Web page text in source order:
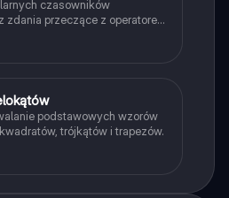
czasowników
zdania przeczące z operatorem
podstawowych wzorów
trójkątów i trapezów.